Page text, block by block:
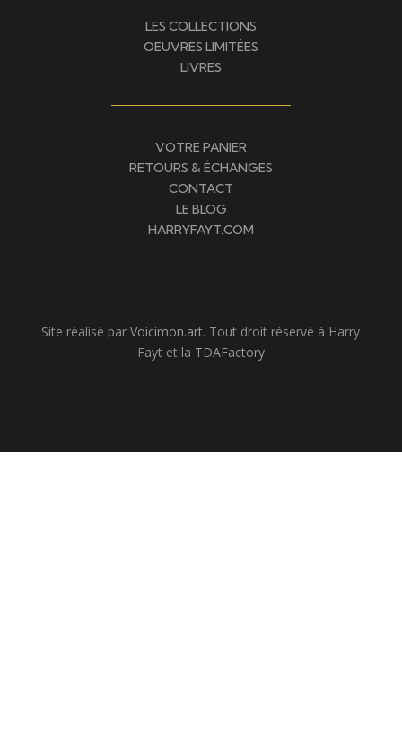
LES COLLECTIONS
OEUVRES LIMITÉES
LIVRES
VOTRE PANIER
RETOURS & ÉCHANGES
CONTACT
LE BLOG
HARRYFAYT.COM
Site réalisé parVoicimon.art. Tout droit réservé à Harry
Fayt et la TDAFactory